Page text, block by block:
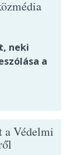
neki
a
a Védelmi